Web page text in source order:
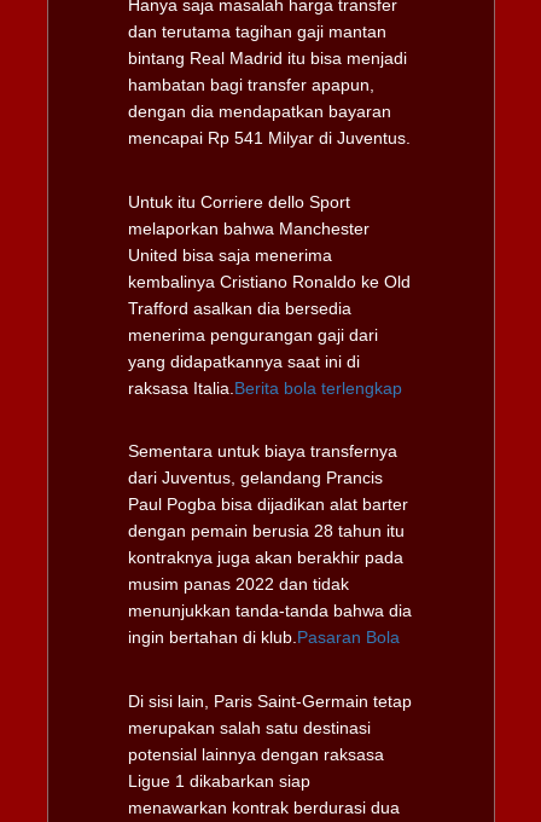
Hanya saja masalah harga transfer
dan terutama tagihan gaji mantan
bintang Real Madrid itu bisa menjadi
hambatan bagi transfer apapun,
dengan dia mendapatkan bayaran
mencapai Rp 541 Milyar di Juventus.
Untuk itu Corriere dello Sport
melaporkan bahwa Manchester
United bisa saja menerima
kembalinya Cristiano Ronaldo ke Old
Trafford asalkan dia bersedia
menerima pengurangan gaji dari
yang didapatkannya saat ini di
raksasa Italia. Berita bola terlengkap
Sementara untuk biaya transfernya
dari Juventus, gelandang Prancis
Paul Pogba bisa dijadikan alat barter
dengan pemain berusia 28 tahun itu
kontraknya juga akan berakhir pada
musim panas 2022 dan tidak
menunjukkan tanda-tanda bahwa dia
ingin bertahan di klub. Pasaran Bola
Di sisi lain, Paris Saint-Germain tetap
merupakan salah satu destinasi
potensial lainnya dengan raksasa
Ligue 1 dikabarkan siap
menawarkan kontrak berdurasi dua